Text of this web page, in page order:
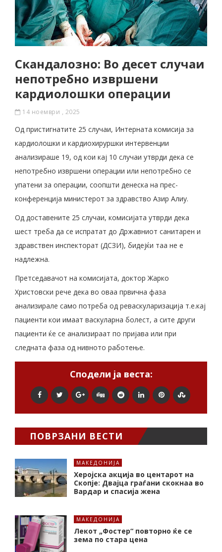
Скандалозно: Во десет случаи
непотребно извршени
кардиолошки операции
14 ноември , 2025
Од пристигнатите 25 случаи, Интерната комисија за
кардиолошки и кардиохируршки интервенции
анализираше 19, од кои кај 10 случаи утврди дека се
непотребно извршени операции или непотребно се
упатени за операции, соопшти денеска на прес-
конференција министерот за здравство Азир Алиу.
Од доставените 25 случаи, комисијата утврди дека
шест треба да се испратат до Државниот санитарен и
здравствен инспекторат (ДСЗИ), бидејќи таа не е
надлежна.
Претседавачот на комисијата, доктор Жарко
Христовски рече дека во оваа првична фаза
анализирале само потреба од реваскуларизација т.е.кај
пациенти кои имаат васкуларна болест, а сите други
пациенти ќе се анализираат по пријава или при
следната фаза од нивното работење.
Сподели ја веста:
ПОВРЗАНИ ВЕСТИ
МАКЕДОНИЈА
Херојска акција во центарот на
Скопје: Двајца граѓани скокнаа во
Вардар и спасија жена
МАКЕДОНИЈА
Лекот „Фостер“ повторно ќе се
зема по стара цена